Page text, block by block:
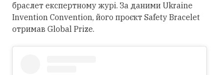
браслет експертному журі. За даними Ukraine
Invention Convention, його проєкт Safety Bracelet
отримав Global Prize.